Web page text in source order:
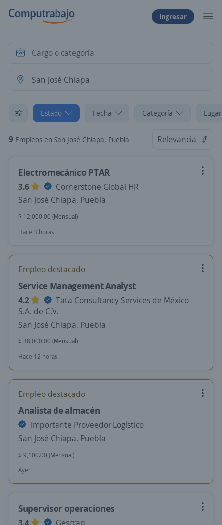
Ingresar
Estado Fecha Categoría
9 Empleos en San José Chiapa, Puebla Relevancia
Electromecánico PTAR
3.6
Cornerstone Global HR
San José Chiapa, Puebla
$ 12,000.00 (Mensual)
Hace 3 horas
Empleo destacado
Service Management Analyst
4.2
Tata Consultancy Services de México
S.A. de C.V.
San José Chiapa, Puebla
$ 38,000.00 (Mensual)
Hace 12 horas
Empleo destacado
Analista de almacén
Importante Proveedor Logístico
San José Chiapa, Puebla
$ 9,100.00 (Mensual)
Ayer
Supervisor operaciones
3.4
Gescrap